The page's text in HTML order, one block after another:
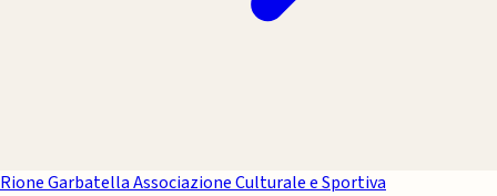
Rione GarbatellaAssociazione Culturale e Sportiva